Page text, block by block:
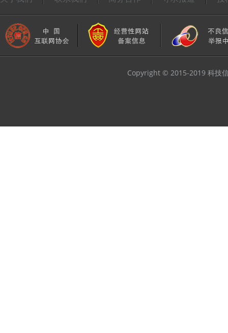
Copyright © 2015-2019 科技